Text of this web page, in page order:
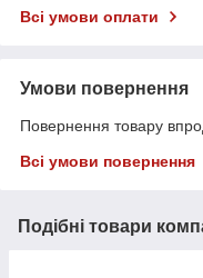
Всі умови оплати
Умови повернення
Повернення товару
Всі умови повернення
Подібні товари